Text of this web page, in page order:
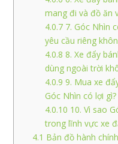
mang đi và đồ ăn
4.0.7 7. Góc Nhìn
yêu cầu riêng
4.0.8 8. Xe đẩy
dùng ngoài trời
4.0.9 9. Mua xe
Góc Nhìn có lợi gì?
4.0.10 10. Vì sao
trong lĩnh vực xe
4.1 Bản đồ hành